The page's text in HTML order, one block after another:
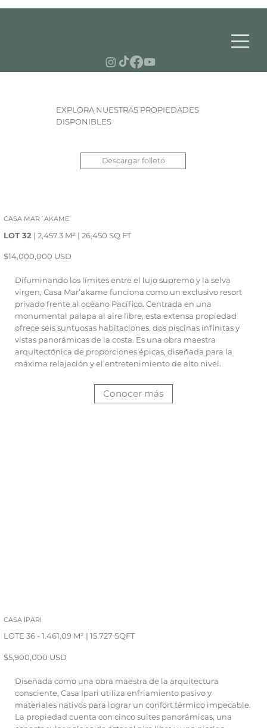
EXPLORA NUESTRAS PROPIEDADES
DISPONIBLES
Descargar folleto
CASA MAR´AKAME
LOT 32| 2,457.3 M² | 26,450 SQ FT
$14,000,000 USD
Difuminando los límites entre el lujo supremo y la selva
virgen, Casa Mar’akame funciona como un exclusivo resort
privado frente al océano Pacífico. Centrada en una
monumental palapa al aire libre, esta extensa propiedad
ofrece seis suntuosas habitaciones, dos piscinas infinitas y
vistas panorámicas de la costa. Es una obra maestra
arquitectónica de proporciones épicas, diseñada para la
máxima relajación y el entretenimiento de alto nivel.
Conocer más
CASA IPARI
LOTE 36 - 1.461,09 M² | 15.727 SQFT
$5,900,000 USD
Diseñada como una obra maestra de la arquitectura
consciente, Casa Ipari utiliza enfriamiento pasivo y
materiales nativos para lograr un confort térmico impecable.
La propiedad cuenta con cinco suites panorámicas, una